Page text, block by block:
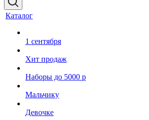
Каталог
1 сентября
Хит продаж
Наборы до 5000 р
Мальчику
Девочке